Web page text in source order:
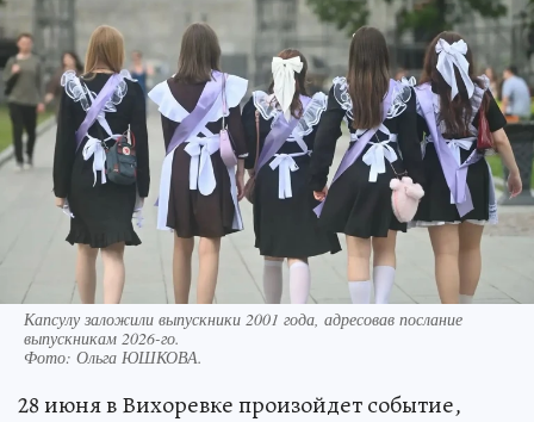
Капсулу заложили выпускники 2001 года, адресовав послание
выпускникам 2026-го.
Фото: Ольга ЮШКОВА.
28 июня в Вихоревке произойдет событие,